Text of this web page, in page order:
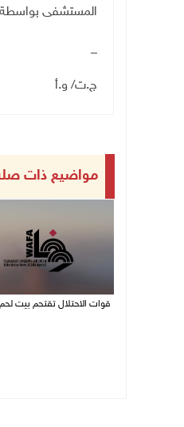
المستشفى بواسطة
_
ج.ت/ و.أ
مواضيع ذات
قوات الاحتلال تقتحم بيت لحم